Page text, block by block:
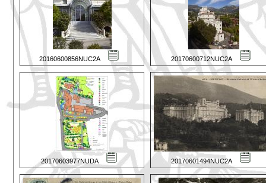
20160600856NUC2A 20170600712NUC2A
20170603977NUDA 20170601494NUC2A